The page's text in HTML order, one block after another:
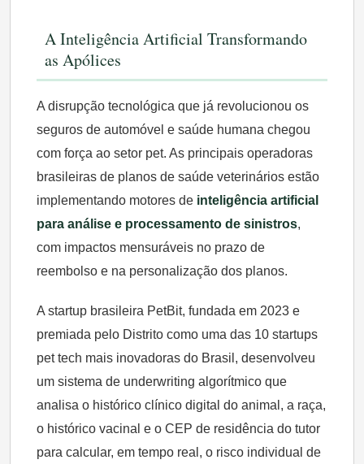
A Inteligência Artificial Transformando
as Apólices
A disrupção tecnológica que já revolucionou os
seguros de automóvel e saúde humana chegou
com força ao setor pet. As principais operadoras
brasileiras de planos de saúde veterinários estão
implementando motores de inteligência artificial
para análise e processamento de sinistros,
com impactos mensuráveis no prazo de
reembolso e na personalização dos planos.
A startup brasileira PetBit, fundada em 2023 e
premiada pelo Distrito como uma das 10 startups
pet tech mais inovadoras do Brasil, desenvolveu
um sistema de underwriting algorítmico que
analisa o histórico clínico digital do animal, a raça,
o histórico vacinal e o CEP de residência do tutor
para calcular, em tempo real, o risco individual de